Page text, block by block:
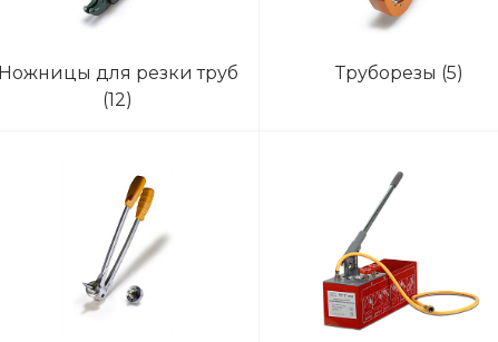
Ножницы для резки труб
(12)
Труборезы (5)